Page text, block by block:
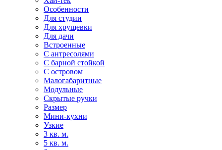
Особенности
Для студии
Для хрущевки
Для дачи
Встроенные
С антресолями
С барной стойкой
С островом
Малогабаритные
Модульные
Скрытые ручки
Размер
Мини-кухни
Узкие
3 кв. м.
5 кв. м.